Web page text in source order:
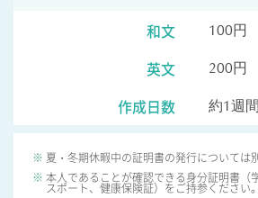
和文 100円
英文 200円
作成日数 約1週間
夏・冬期休暇中の証明書の発行については
本人であることが確認できる身分証明書（
スポート、健康保険証）をご持参ください。